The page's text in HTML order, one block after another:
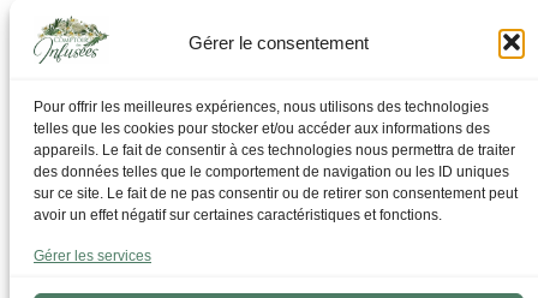
Gérer le consentement
Pour offrir les meilleures expériences, nous utilisons des technologies
telles que les cookies pour stocker et/ou accéder aux informations des
appareils. Le fait de consentir à ces technologies nous permettra de traiter
des données telles que le comportement de navigation ou les ID uniques
sur ce site. Le fait de ne pas consentir ou de retirer son consentement peut
avoir un effet négatif sur certaines caractéristiques et fonctions.
Gérer les services
Laissez-vous guider pour trouver ce dont vous avez
besoin
Par Thématique
Allergies I Refroidissement
Articulations | os | Muscles
Circulation | Jambes lourdes
Confort urinaire
Détente | Relaxation
Drainage | Perte de poids